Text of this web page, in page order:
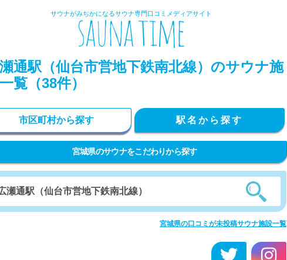
サウナがみぢかになるサウナ専門口コミメディアサイト
通駅（仙台市営地下鉄南北線）のサウナ施
覧（38件）
市区町村から探す 駅名から探す
宮城県のサウナをこだわりから探す
宮城県の口コミが未投稿サウナ施設一覧